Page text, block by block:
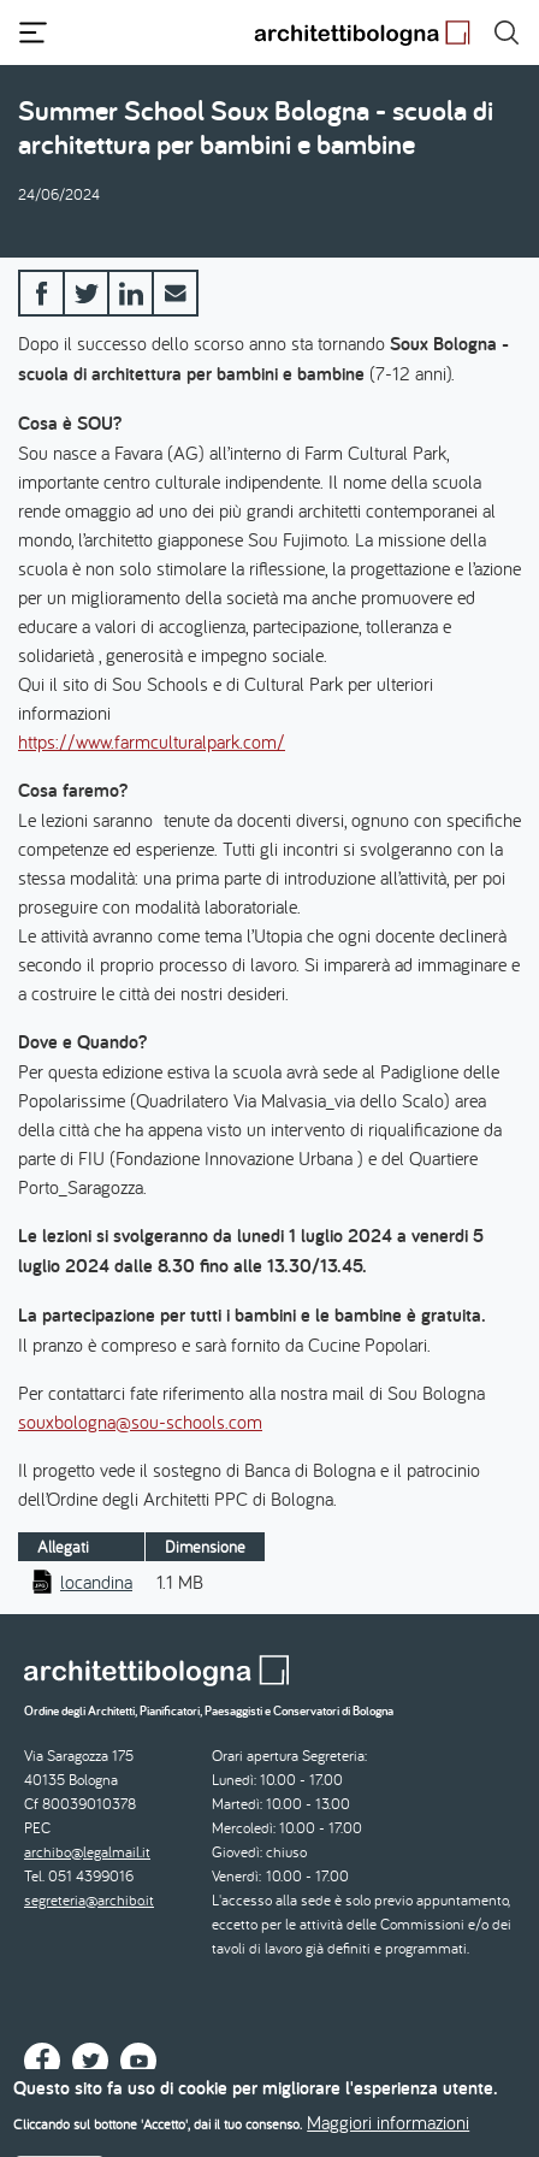
contenuto
principale
Summer School Soux Bologna - scuola di
architettura per bambini e bambine
24/06/2024
Dopo il successo dello scorso anno sta tornando Soux Bologna -
scuola di architettura per bambini e bambine (7-12 anni).
Cosa è SOU?
Sou nasce a Favara (AG) all’interno di Farm Cultural Park,
importante centro culturale indipendente. Il nome della scuola
rende omaggio ad uno dei più grandi architetti contemporanei al
mondo, l’architetto giapponese Sou Fujimoto. La missione della
scuola è non solo stimolare la riflessione, la progettazione e l’azione
per un miglioramento della società ma anche promuovere ed
educare a valori di accoglienza, partecipazione, tolleranza e
solidarietà , generosità e impegno sociale.
Qui il sito di Sou Schools e di Cultural Park per ulteriori
informazioni
https://www.farmculturalpark.com/
Cosa faremo?
Le lezioni saranno tenute da docenti diversi, ognuno con specifiche
competenze ed esperienze. Tutti gli incontri si svolgeranno con la
stessa modalità: una prima parte di introduzione all’attività, per poi
proseguire con modalità laboratoriale.
Le attività avranno come tema l’Utopia che ogni docente declinerà
secondo il proprio processo di lavoro. Si imparerà ad immaginare e
a costruire le città dei nostri desideri.
Dove e Quando?
Per questa edizione estiva la scuola avrà sede al Padiglione delle
Popolarissime (Quadrilatero Via Malvasia_via dello Scalo) area
della città che ha appena visto un intervento di riqualificazione da
parte di FIU (Fondazione Innovazione Urbana ) e del Quartiere
Porto_Saragozza.
Le lezioni si svolgeranno da lunedi 1 luglio 2024 a venerdi 5
luglio 2024 dalle 8.30 fino alle 13.30/13.45.
La partecipazione per tutti i bambini e le bambine è gratuita.
Il pranzo è compreso e sarà fornito da Cucine Popolari.
Per contattarci fate riferimento alla nostra mail di Sou Bologna
souxbologna@sou-schools.com
Il progetto vede il sostegno di Banca di Bologna e il patrocinio
dell’Ordine degli Architetti PPC di Bologna.
Allegati Dimensione
locandina 1.1 MB
Ordine degli Architetti, Pianificatori, Paesaggisti e Conservatori di Bologna
Via Saragozza 175
40135 Bologna
Cf 80039010378
PEC
archibo@legalmail.it
Tel. 051 4399016
segreteria@archibo.it
Orari apertura Segreteria:
Lunedì: 10.00 - 17.00
Martedì: 10.00 - 13.00
Mercoledì: 10.00 - 17.00
Giovedì: chiuso
Venerdì: 10.00 - 17.00
L'accesso alla sede è solo previo appuntamento,
eccetto per le attività delle Commissioni e/o dei
tavoli di lavoro già definiti e programmati.
© 2026 - Ordine degli Architetti, Pianificatori, Paesaggisti e Conservatori di Bologna
Questo sito fa uso di cookie per migliorare l'esperienza utente.
Cliccando sul bottone 'Accetto', dai il tuo consenso. Maggiori informazioni